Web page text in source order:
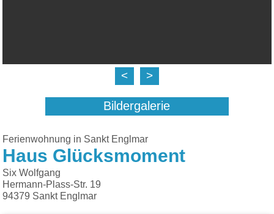
< >
Bildergalerie
Ferienwohnung in Sankt Englmar
Haus Glücksmoment
Six Wolfgang
Hermann-Plass-Str. 19
94379 Sankt Englmar